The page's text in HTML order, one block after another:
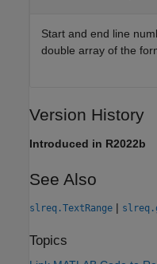
Start and end line
double array of the
Version History
Introduced in R2022b
See Also
slreq.TextRange |
Topics